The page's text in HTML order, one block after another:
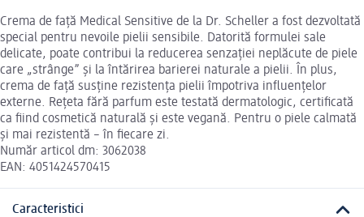
Crema de față Medical Sensitive de la Dr. Scheller a fost dezvoltată
special pentru nevoile pielii sensibile. Datorită formulei sale
delicate, poate contribui la reducerea senzației neplăcute de piele
care „strânge” și la întărirea barierei naturale a pielii. În plus,
crema de față susține rezistența pielii împotriva influențelor
externe. Rețeta fără parfum este testată dermatologic, certificată
ca fiind cosmetică naturală și este vegană. Pentru o piele calmată
și mai rezistentă – în fiecare zi.
Număr articol dm: 3062038
EAN: 4051424570415
Caracteristici